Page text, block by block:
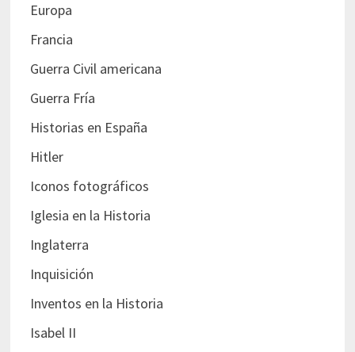
Europa
Francia
Guerra Civil americana
Guerra Fría
Historias en España
Hitler
Iconos fotográficos
Iglesia en la Historia
Inglaterra
Inquisición
Inventos en la Historia
Isabel II